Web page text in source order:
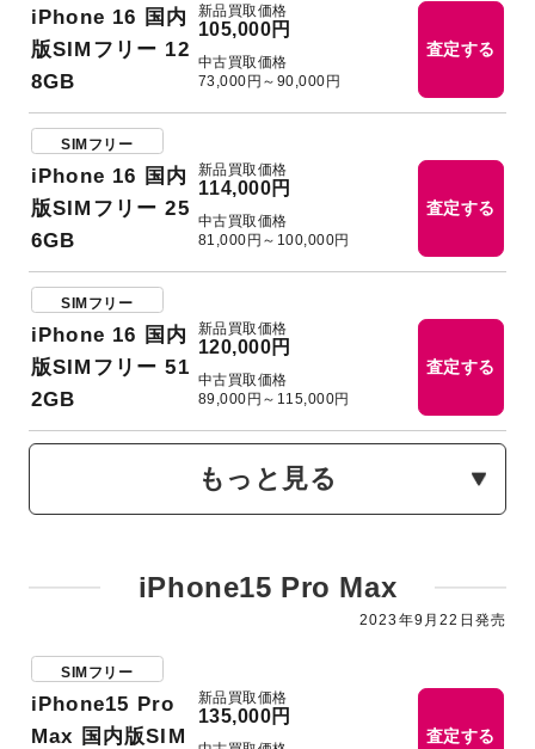
iPhone 16 国内
版SIMフリー 12
8GB
新品買取価格
105,000円
中古買取価格
73,000円～90,000円
査定する
SIMフリー
iPhone 16 国内
版SIMフリー 25
6GB
新品買取価格
114,000円
中古買取価格
81,000円～100,000円
査定する
SIMフリー
iPhone 16 国内
版SIMフリー 51
2GB
新品買取価格
120,000円
中古買取価格
89,000円～115,000円
査定する
もっと見る
iPhone15 Pro Max
2023年9月22日発売
SIMフリー
iPhone15 Pro
Max 国内版SIM
新品買取価格
135,000円
査定する